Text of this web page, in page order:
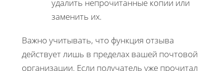
удалить непрочитанные копии или
заменить их.
Важно учитывать, что функция отзыва
действует лишь в пределах вашей почтовой
организации. Если получатель уже прочитал